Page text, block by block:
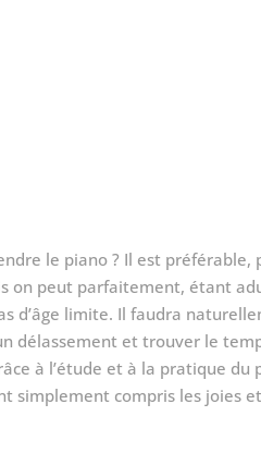
le piano ? Il est
on peut parfaitement, étant
d’âge limite. Il faudra
délassement et trouver le
à l’étude et à la pratique du
simplement compris les joies